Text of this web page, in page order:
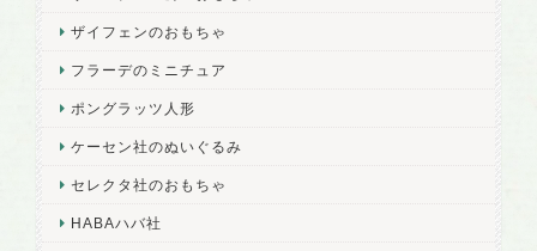
ザイフェンのおもちゃ
フラーデのミニチュア
ポングラッツ人形
ケーセン社のぬいぐるみ
セレクタ社のおもちゃ
HABAハバ社